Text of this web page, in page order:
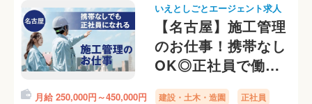
いえとしごとエージェント求人
【名古屋】施工管理
のお仕事！携帯なし
OK◎正社員で働け
ます
月給 250,000円～450,000円 建設・土木・造園 正社員